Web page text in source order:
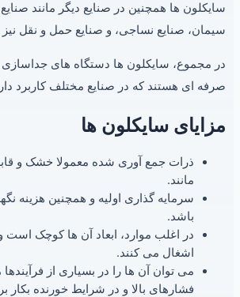
سایکلون ها همچنین در صنایع دیگر مانند
سیمان، صنایع نساجی، و صنایع حمل و نقل
در مجموع، سایکلون ها دستگاه های جداسازی
صرفه ای هستند که در صنایع مختلف کاربرد
مزایای سایکلون ها
ذرات جمع آوری شده معمولا خشک و
مانند.
سرمایه گذاری اولیه و همچنین هزینه
باشد.
در اغلب موارد، ابعاد آن ها کوچک
اشغال می کنند.
می توان آن ها را در بسیاری از
فشارهای بالا و در شرایط خورنده بکار